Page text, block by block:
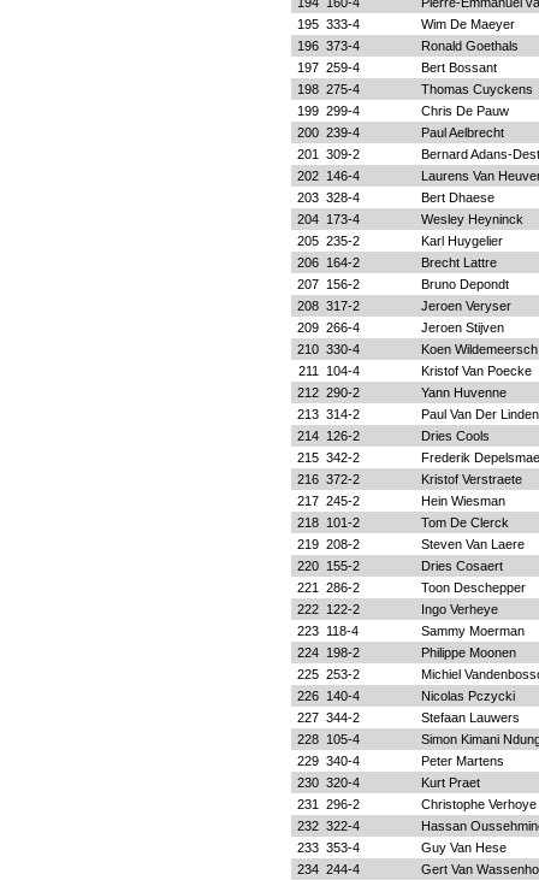
195 333-4
Wim De Maeyer
196 373-4
Ronald Goethals
197 259-4
Bert Bossant
198 275-4
Thomas Cuyckens
199 299-4
Chris De Pauw
200 239-4
Paul Aelbrecht
201
309-2
Bernard Adans-
202
146-4
Laurens Van
203 328-4
Bert Dhaese
204
173-4
Wesley Heyninck
205 235-2
Karl Huygelier
206
164-2
Brecht Lattre
207
156-2
Bruno Depondt
208 317-2
Jeroen Veryser
209 266-4
Jeroen Stijven
210 330-4
Koen Wildemeersch
211
104-4
Kristof Van Poecke
212 290-2
Yann Huvenne
213 314-2
Paul Van Der Linden
214
126-2
Dries Cools
215 342-2
Frederik
216 372-2
Kristof Verstraete
217 245-2
Hein Wiesman
218
101-2
Tom De Clerck
219 208-2
Steven Van Laere
220
155-2
Dries Cosaert
221
286-2
Toon Deschepper
222
122-2
Ingo Verheye
223
118-4
Sammy Moerman
224
198-2
Philippe Moonen
225 253-2
Michiel
226
140-4
Nicolas Pczycki
227 344-2
Stefaan Lauwers
228
105-4
Simon Kimani
229 340-4
Peter Martens
230 320-4
Kurt Praet
231
296-2
Christophe Verhoye
232 322-4
Hassan
233 353-4
Guy Van Hese
234 244-4
Gert Van